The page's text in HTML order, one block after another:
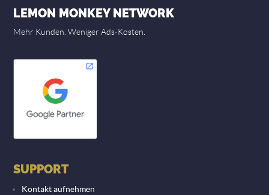
LEMON MONKEY NETWORK
Mehr Kunden. Weniger Ads-Kosten.
SUPPORT
Kontakt aufnehmen